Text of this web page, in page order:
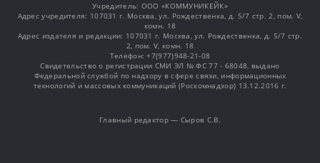
Учредитель: OOO «КОММУНИКЕЙК»
Адрес учредителя: 107031 г. Москва, ул. Рождественка, д. 5/7 стр. 2, пом. V,
комн. 18
Адрес издателя и редакции: 107031 г. Москва, ул. Рождественка, д. 5/7 стр.
2, пом. V, комн. 18
Телефон: +7(977)948-21-08
Свидетельство о регистрации СМИ ЭЛ № ФС 77 - 68048, выдано
Федеральной службой по надзору в сфере связи, информационных
технологий и массовых коммуникаций (Роскомнадзор) 13.12.2016 г.
Главный редактор — Сыров С.В.